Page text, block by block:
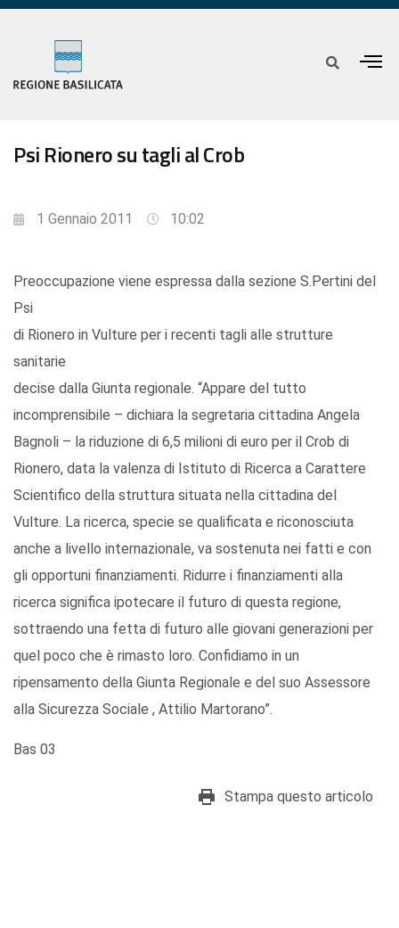
Psi Rionero su tagli al Crob
1 Gennaio 2011 10:02
Preoccupazione viene espressa dalla sezione S.Pertini del
Psi
di Rionero in Vulture per i recenti tagli alle strutture
sanitarie
decise dalla Giunta regionale. “Appare del tutto
incomprensibile – dichiara la segretaria cittadina Angela
Bagnoli – la riduzione di 6,5 milioni di euro per il Crob di
Rionero, data la valenza di Istituto di Ricerca a Carattere
Scientifico della struttura situata nella cittadina del
Vulture. La ricerca, specie se qualificata e riconosciuta
anche a livello internazionale, va sostenuta nei fatti e con
gli opportuni finanziamenti. Ridurre i finanziamenti alla
ricerca significa ipotecare il futuro di questa regione,
sottraendo una fetta di futuro alle giovani generazioni per
quel poco che è rimasto loro. Confidiamo in un
ripensamento della Giunta Regionale e del suo Assessore
alla Sicurezza Sociale , Attilio Martorano”.
Bas 03
Stampa questo articolo